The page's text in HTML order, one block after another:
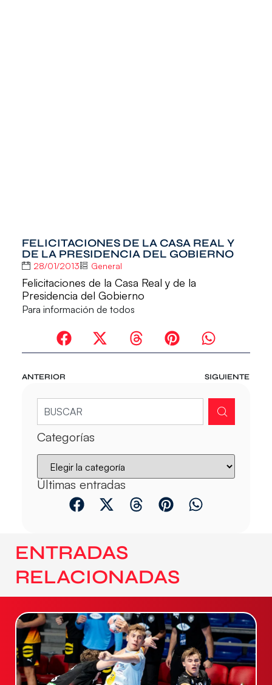
FELICITACIONES DE LA CASA REAL Y
DE LA PRESIDENCIA DEL GOBIERNO
28/01/2013 General
Felicitaciones de la Casa Real y de la
Presidencia del Gobierno
Para información de todos
ANTERIOR SIGUIENTE
Categorías
Últimas entradas
ENTRADAS
RELACIONADAS